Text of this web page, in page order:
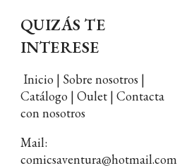
QUIZÁS TE
INTERESE
Inicio | Sobre nosotros |
Catálogo | Oulet | Contacta
con nosotros
Mail:
comicsaventura@hotmail.com